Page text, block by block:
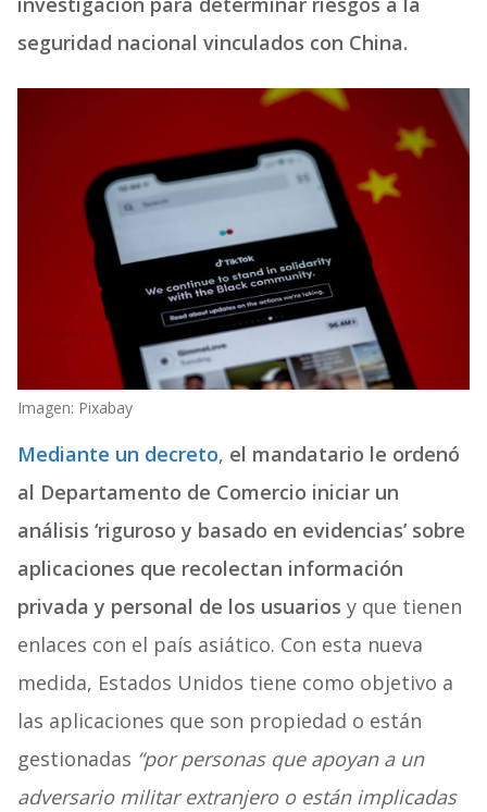
seguridad nacional vinculados con China.
Imagen: Pixabay
Mediante un decreto, el mandatario le ordenó
al Departamento de Comercio iniciar un
análisis ‘riguroso y basado en evidencias’ sobre
aplicaciones que recolectan información
privada y personal de los usuarios y que tienen
enlaces con el país asiático. Con esta nueva
medida, Estados Unidos tiene como objetivo a
las aplicaciones que son propiedad o están
gestionadas “por personas que apoyan a un
adversario militar extranjero o están implicadas